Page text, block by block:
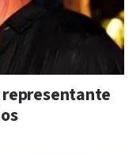
representante